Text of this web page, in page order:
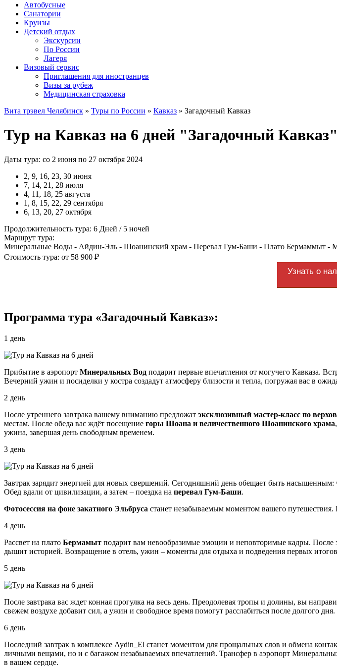
Автобусные
Санатории
Круизы
Детский отдых
Экскурсии
По России
Лагеря
Визовый сервис
Приглашения для иностранцев
Визы за рубеж
Медицинская страховка
Вита трэвел Челябинск » Туры по России » Кавказ » Загадочный Кавказ
Тур на Кавказ на 6 дней "Загадочный
Даты тура: со 2 июня по 27 октября 2024
2, 9, 16, 23, 30 июня
7, 14, 21, 28 июля
4, 11, 18, 25 августа
1, 8, 15, 22, 29 сентября
6, 13, 20, 27 октября
Продолжительность тура: 6 Дней / 5 ночей
Маршрут тура:
Минеральные Воды - Айдин-Эль - Шоанинский храм - Перевал Гум-Баши - Плато Бермаммыт -
Стоимость тура: от 58 900 ₽
Узнать о
Программа тура «Загадочный Кавказ»:
1 день
Прибытие в аэропорт Минеральных Вод подарит первые впечатления от могучего Кавказа.
Вечерний ужин и посиделки у костра создадут атмосферу близости и тепла, погружая вас в
2 день
После утреннего завтрака вашему вниманию предложат эксклюзивный мастер-класс по
местам. После обеда вас ждёт посещение горы Шоана и величественного Шоанинского храма
ужина, завершая день свободным временем.
3 день
Завтрак зарядит энергией для новых свершений. Сегодняшний день обещает быть насыщенным:
Обед вдали от цивилизации, а затем – поездка на перевал Гум-Баши.
Фотосессия на фоне закатного Эльбруса станет незабываемым моментом вашего
4 день
Рассвет на плато Бермамыт подарит вам невообразимые эмоции и неповторимые кадры. После
дышит историей. Возвращение в отель, ужин – моменты для отдыха и подведения первых
5 день
После завтрака вас ждет конная прогулка на весь день. Преодолевая тропы и долины, вы
свежем воздухе добавит сил, а ужин и свободное время помогут расслабиться после долгого дня.
6 день
Последний завтрак в комплексе Aydin_El станет моментом для прощальных слов и обмена
личными вещами, но и с багажом незабываемых впечатлений. Трансфер в аэропорт
в вашем сердце.